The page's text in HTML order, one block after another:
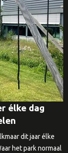
élke dag
dit jaar élke
het park normaal